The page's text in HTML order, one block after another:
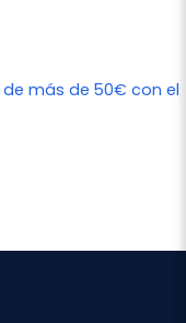
de más de 50€ con el